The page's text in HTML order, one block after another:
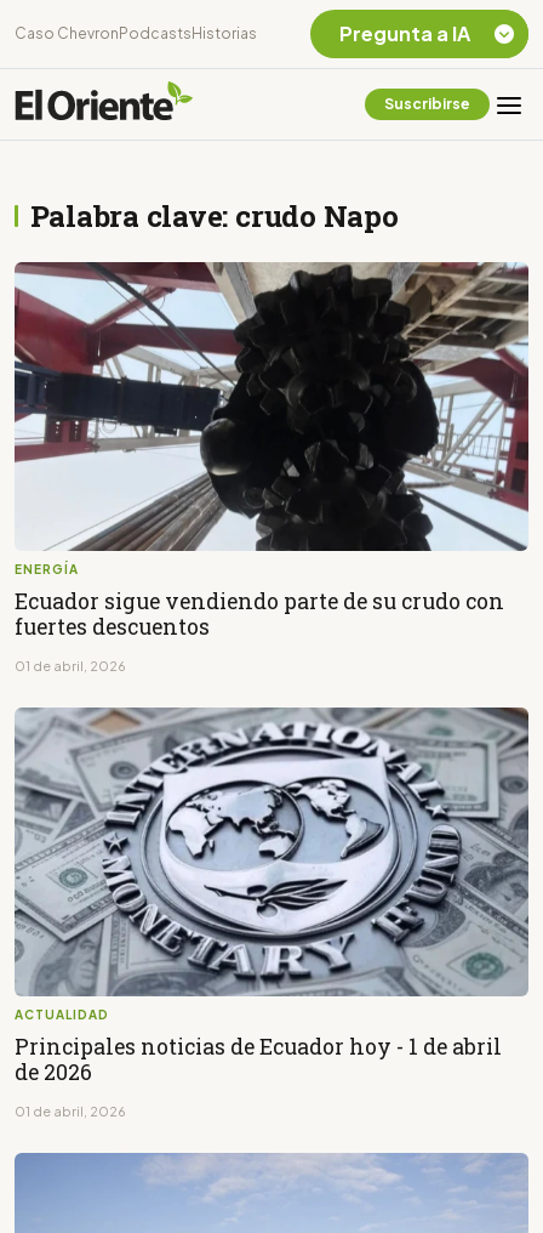
Caso Chevron Podcasts Historias
Suscribirse
Palabra clave: crudo Napo
ENERGÍA
Ecuador sigue vendiendo parte de su crudo con
fuertes descuentos
01 de abril, 2026
ACTUALIDAD
Principales noticias de Ecuador hoy - 1 de abril
de 2026
01 de abril, 2026
Pregunta a IA
Listar destinos
turísticos de la
Amazonia Ecuatoriana
¿En que consiste la
tasa minera que rige en
Ecuador?